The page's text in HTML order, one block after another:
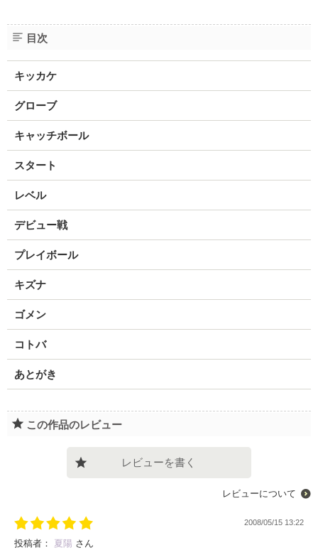
目次
キッカケ
グローブ
キャッチボール
スタート
レベル
デビュー戦
プレイボール
キズナ
ゴメン
コトバ
あとがき
この作品のレビュー
レビューを書く
レビューについて
2008/05/15 13:22
投稿者： 夏陽 さん